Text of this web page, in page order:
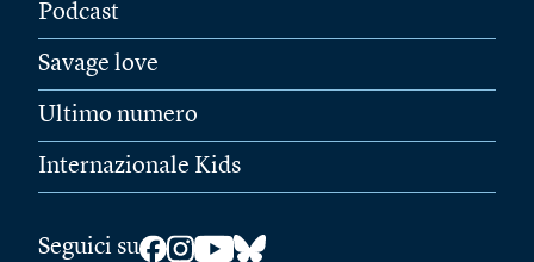
Podcast
Savage love
Ultimo numero
Internazionale Kids
Seguici su